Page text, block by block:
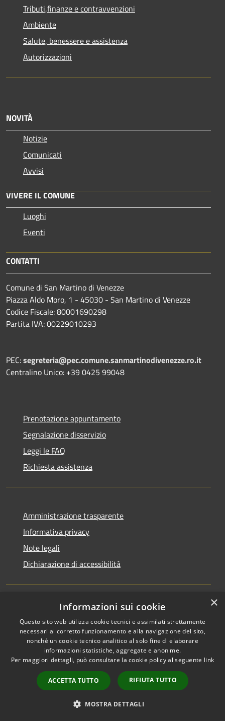
Tributi,finanze e contravvenzioni
Ambiente
Salute, benessere e assistenza
Autorizzazioni
NOVITÀ
Notizie
Comunicati
Avvisi
VIVERE IL COMUNE
Luoghi
Eventi
CONTATTI
Comune di San Martino di Venezze
Piazza Aldo Moro, 1 - 45030 - San Martino di Venezze
Codice Fiscale: 80001690298
Partita IVA: 00229010293
PEC:segreteria@pec.comune.sanmartinodivenezze.ro.it
Centralino Unico: +39 0425 99048
Prenotazione appuntamento
Segnalazione disservizio
Leggi le FAQ
Richiesta assistenza
Amministrazione trasparente
Informativa privacy
Note legali
Dichiarazione di accessibilità
Accessibilità
Privacy
Mappa del sito
Cloud Office
Portale dipendenti
San Martino di Venezze •
Powered byMunicipium
Accesso redazione
×
Informazioni sui cookie
Questo sito web utilizza cookie tecnici e assimilati strettamente
necessari al corretto funzionamento e alla navigazione del sito,
nonché un cookie tecnico analitico al solo fine di elaborare
informazioni statistiche, aggregate e anonime.
Per maggiori dettagli, può consultare la cookie policy al seguente link
ACCETTA TUTTO RIFIUTA TUTTO
MOSTRA DETTAGLI